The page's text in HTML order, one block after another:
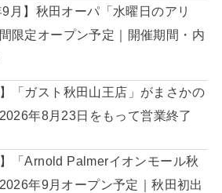
9月】秋田オーパ「水曜日のアリ
限定オープン予定｜開催期間・内
】「ガスト秋田山王店」がまさかの
年8月23日をもって営業終了
】「Arnold Palmerイオンモール秋
年9月オープン予定｜秋田初出